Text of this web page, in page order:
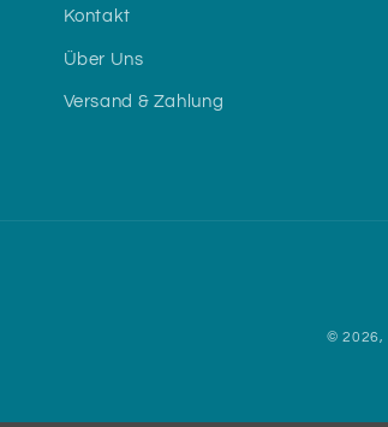
Kontakt
Über Uns
Versand & Zahlung
© 2026,